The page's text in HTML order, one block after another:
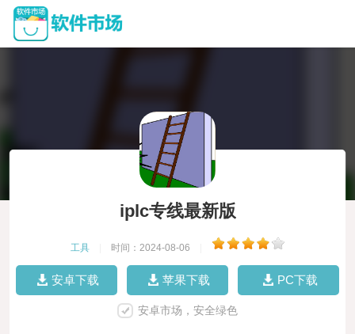
iplc专线最新版
工具 时间：2024-08-06
安卓下载 苹果下载 PC下载
安卓市场，安全绿色